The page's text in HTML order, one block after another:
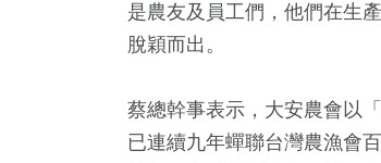
是農友及員工們，他們在生
脫穎而出。
蔡總幹事表示，大安農會以
已連續九年蟬聯台灣農漁會
+
兩岸
330+
政治